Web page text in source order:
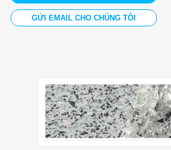
GỬI EMAIL CHO CHÚNG TÔI